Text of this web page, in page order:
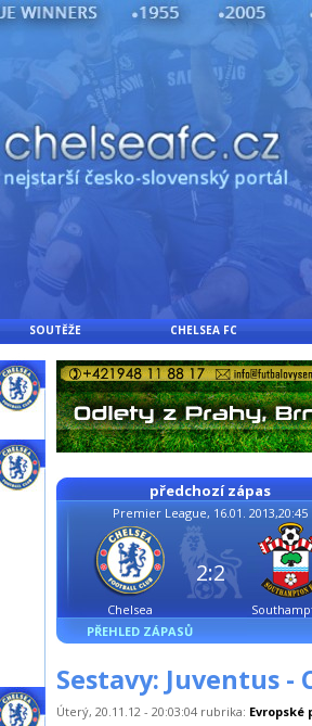
SOUTĚŽE CHELSEA FC
předchozí zápas
Premier League, 16.01. 2013,20:45
Chelsea
2:2
PŘEHLED ZÁPASŮ
Sestavy: Juventus -
Úterý, 20.11.12 - 20:03:04 rubrika: Evropské